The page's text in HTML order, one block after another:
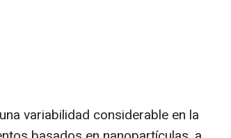
variabilidad considerable en la